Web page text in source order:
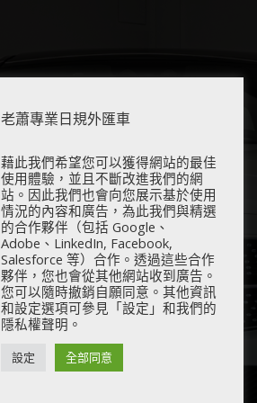
老蕭專業日規外匯車
藉此我們希望您可以獲得網站的最佳
使用體驗，並且不斷改進我們的網
站。因此我們也會向您展示基於使用
情況的內容和廣告，為此我們與精選
的合作夥伴（包括 Google、
Adobe、LinkedIn, Facebook,
Salesforce 等）合作。透過這些合作
夥伴，您也會從其他網站收到廣告。
您可以隨時撤銷自願同意。其他資訊
和設定選項可參見「設定」和我們的
隱私權聲明。
設定 全部同意